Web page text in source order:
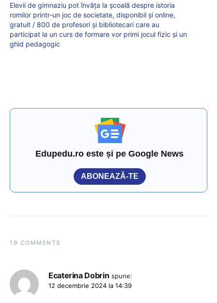
Elevii de gimnaziu pot învăța la școală despre istoria
romilor printr-un joc de societate, disponibil și online,
gratuit / 800 de profesori și bibliotecari care au
participat la un curs de formare vor primi jocul fizic și un
ghid pedagogic
Edupedu.ro este și pe Google News
ABONEAZĂ-TE
19 COMMENTS
Ecaterina Dobrin spune:
12 decembrie 2024 la 14:39